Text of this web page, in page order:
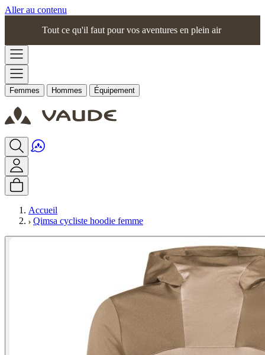
Aller au contenu
Tout ce qu'il faut pour vos aventures en plein air
Femmes Hommes Équipement
Accueil
Qimsa cycliste hoodie femme